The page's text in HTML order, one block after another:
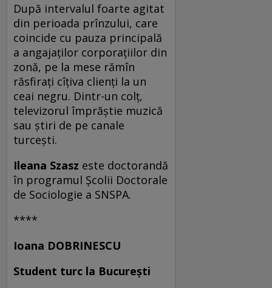
După intervalul foarte agitat
din perioada prînzului, care
coincide cu pauza principală
a angajaților corporațiilor din
zonă, pe la mese rămîn
răsfirați cîțiva clienți la un
ceai negru. Dintr-un colț,
televizorul împrăștie muzică
sau știri de pe canale
turcești.
Ileana Szasz este doctorandă
în progra­mul Școlii Doctorale
de Sociologie a SNSPA.
****
Ioana DOBRINESCU
Student turc la București